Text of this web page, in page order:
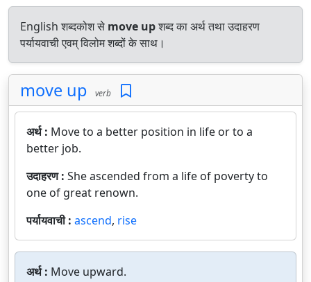
English शब्दकोश से move upशब्द का अर्थ तथा उदाहरण
पर्यायवाची एवम् विलोम शब्दों के साथ।
move up verb
अर्थ : Move to a better position in life or to a
better job.
उदाहरण : She ascended from a life of poverty to
one of great renown.
पर्यायवाची : ascend, rise
अर्थ : Move upward.